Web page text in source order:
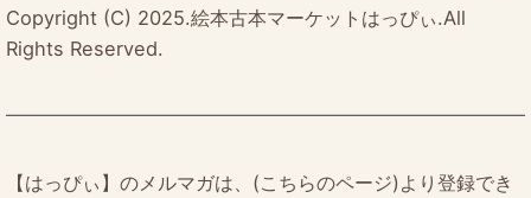
Copyright (C) 2025.絵本古本マーケットはっぴぃ.All
Rights Reserved.
【はっぴぃ】のメルマガは、(こちらのページ)より登録でき